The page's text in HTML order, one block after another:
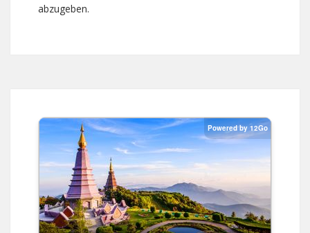
abzugeben.